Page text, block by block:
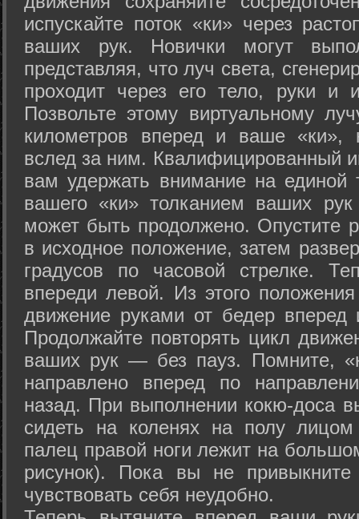
испускайте поток «ки» через
ваших рук. Новички могут
представляя, что луч света,
проходит через его тело, руки и
Позвольте этому виртуальному
километров вперед и ваше «ки»,
вслед за ним. Квалифицированный
вам удержать внимание на единой
вашего «ки» толканием ваших
может быть продолжено. Опустите
в исходное положение, затем
градусов по часовой стрелке.
впереди левой. Из этого
движение руками от бедер вперед
Продолжайте повторять цикл
ваших рук — без пауз. Помните,
направлено вперед по
назад. При выполнении кокю-доса
сидеть на коленях на полу
палец правой ноги лежит на
рисунок). Пока вы не
чувствовать себя неудобно.